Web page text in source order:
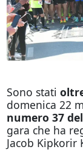
Sono stati
domenica 22
numero 37
gara che ha
Jacob Kipkorir